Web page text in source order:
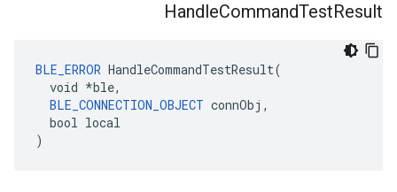
HandleCommandTestResult
BLE_ERROR HandleCommandTestResult(
  void *ble,
BLE_CONNECTION_OBJECT connObj,
  bool local
)